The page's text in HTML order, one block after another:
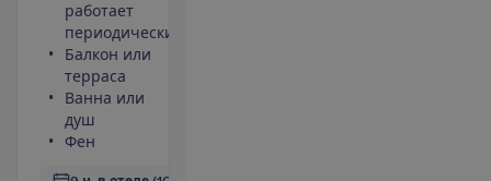
работает
периодически)
Балкон или
терраса
Ванна или
душ
Фен